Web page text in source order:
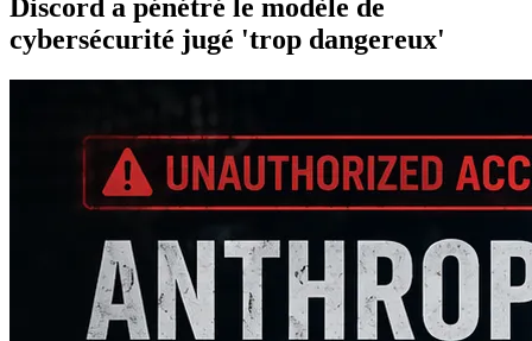
Discord a pénétré le modèle de
cybersécurité jugé 'trop dangereux'